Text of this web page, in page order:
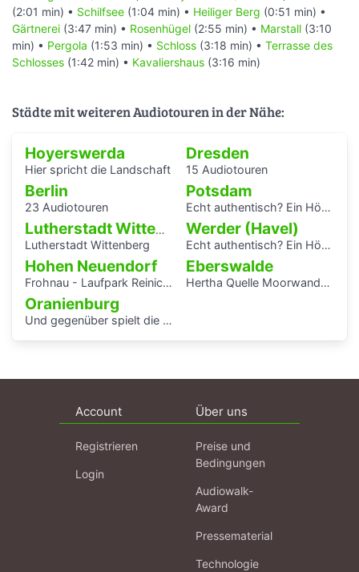
(2:01 min) • Schilfsee (1:04 min) • Heiliger Berg (0:51 min) •
Gärtnerei (3:47 min) • Rosenhügel (2:55 min) • Marstall (3:10
min) • Pergola (1:53 min) • Schloss (3:18 min) • Terrasse des
Schlosses (1:42 min) • Kavaliershaus (3:16 min)
Städte mit weiteren Audiotouren in der Nähe:
Hoyerswerda
Hier spricht die Landschaft
Dresden
15 Audiotouren
Berlin
23 Audiotouren
Potsdam
Echt authentisch? Ein Hörspaziergang durch Potsdams Mitte
Lutherstadt Wittenberg
Lutherstadt Wittenberg
Werder (Havel)
Echt authentisch? Ein Hörspaziergang durch Potsdams Mitte
Hohen Neuendorf
Frohnau - Laufpark Reinickendorf
Eberswalde
Hertha Quelle Moorwanderung
Oranienburg
Und gegenüber spielt die Blaskapelle
Account
Registrieren
Login
Über uns
Preise und
Bedingungen
Audiowalk-
Award
Pressematerial
Technologie